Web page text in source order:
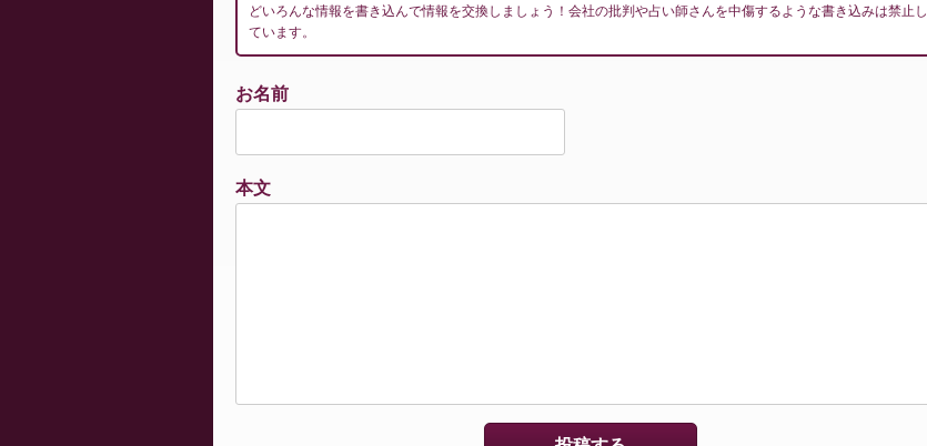
どいろんな情報を書き込んで情報を交換しましょう！会社の批判や占い師さんを中傷するような書き込みは禁止し
ています。
お名前
本文